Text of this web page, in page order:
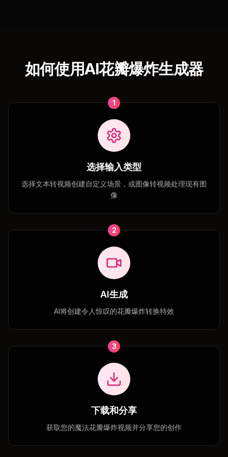
如何使用AI花瓣爆炸生成器
1
选择输入类型
选择文本转视频创建自定义场景，或图像转视频处理现有图
像
2
AI生成
AI将创建令人惊叹的花瓣爆炸转换特效
3
下载和分享
获取您的魔法花瓣爆炸视频并分享您的创作